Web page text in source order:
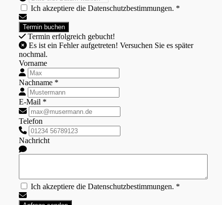
Ich akzeptiere die Datenschutzbestimmungen. *
Termin erfolgreich gebucht!
nochmal.
Vorname
Nachname *
E-Mail *
Telefon
Nachricht
Ich akzeptiere die Datenschutzbestimmungen. *